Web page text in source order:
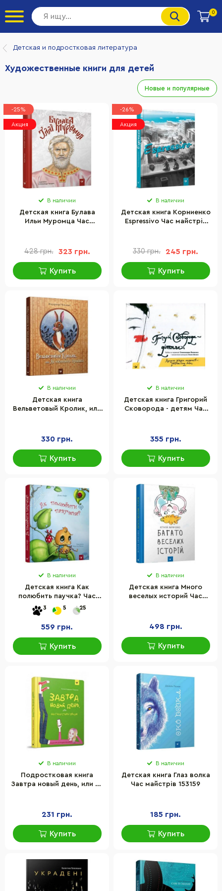
0
Детская и подростковая литература
Художественные книги для детей
Новые и популярные
-25%
Акция
В наличии
Детская книга Булава
Ильи Муромца Час
428 грн. 323 грн.
Купить
-26%
Акция
В наличии
Детская книга Корниенко
Espressivo Час майстрів
330 грн. 245 грн.
Купить
В наличии
Детская книга
Вельветовый Кролик, или
330 грн.
Купить
В наличии
Детская книга Григорий
Сковорода - детям Час
355 грн.
Купить
В наличии
Детская книга Как
полюбить паучка? Час
майстрів 152329
3 5 25
559 грн.
Купить
В наличии
Детская книга Много
веселых историй Час
498 грн.
Купить
В наличии
Подростковая книга
Завтра новый день, или на
231 грн.
Купить
В наличии
Детская книга Глаз волка
Час майстрів 153159
185 грн.
Купить